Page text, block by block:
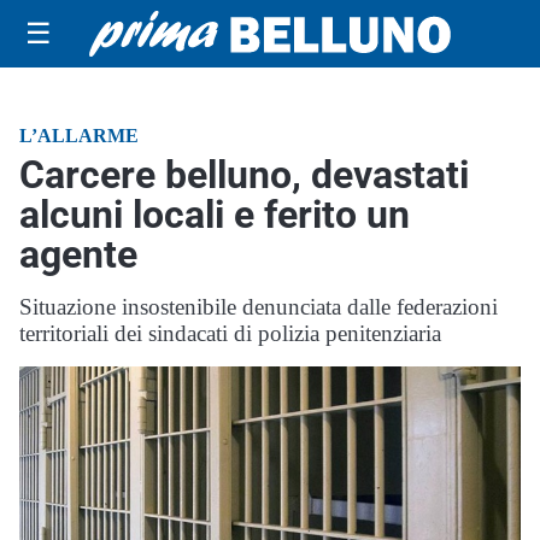
☰
L’ALLARME
Carcere belluno, devastati
alcuni locali e ferito un
agente
Situazione insostenibile denunciata dalle federazioni
territoriali dei sindacati di polizia penitenziaria